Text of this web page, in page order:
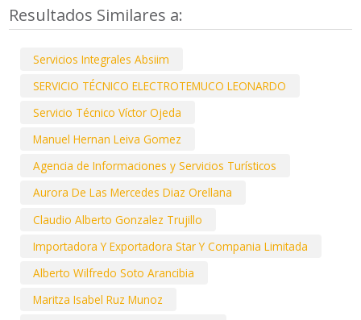
Resultados Similares a:
Servicios Integrales Absiim
SERVICIO TÉCNICO ELECTROTEMUCO LEONARDO
Servicio Técnico Víctor Ojeda
Manuel Hernan Leiva Gomez
Agencia de Informaciones y Servicios Turísticos
Aurora De Las Mercedes Diaz Orellana
Claudio Alberto Gonzalez Trujillo
Importadora Y Exportadora Star Y Compania Limitada
Alberto Wilfredo Soto Arancibia
Maritza Isabel Ruz Munoz